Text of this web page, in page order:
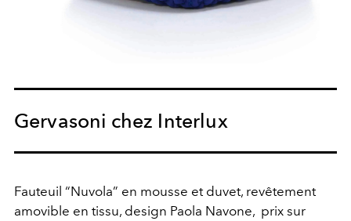
Gervasoni chez Interlux
Fauteuil “Nuvola” en mousse et duvet, revêtement
amovible en tissu, design Paola Navone, prix sur